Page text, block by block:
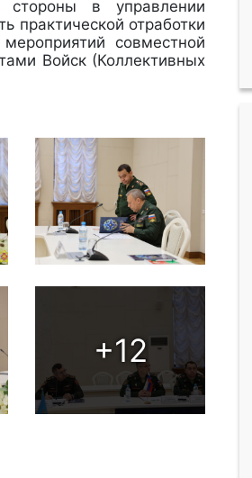
стороны в управлении
практической отработки
совместной
Войск (Коллективных
+12